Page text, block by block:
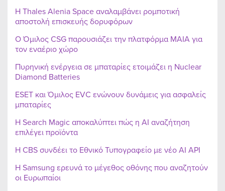
Η Thales Alenia Space αναλαμβάνει ρομποτική
αποστολή επισκευής δορυφόρων
Ο Όμιλος CSG παρουσιάζει την πλατφόρμα MAIA για
τον εναέριο χώρο
Πυρηνική ενέργεια σε μπαταρίες ετοιμάζει η Nuclear
Diamond Batteries
ESET και Όμιλος EVC ενώνουν δυνάμεις για ασφαλείς
μπαταρίες
Η Search Magic αποκαλύπτει πώς η AI αναζήτηση
επιλέγει προϊόντα
Η CBS συνδέει το Εθνικό Τυπογραφείο με νέο AI API
Η Samsung ερευνά το μέγεθος οθόνης που αναζητούν
οι Ευρωπαίοι